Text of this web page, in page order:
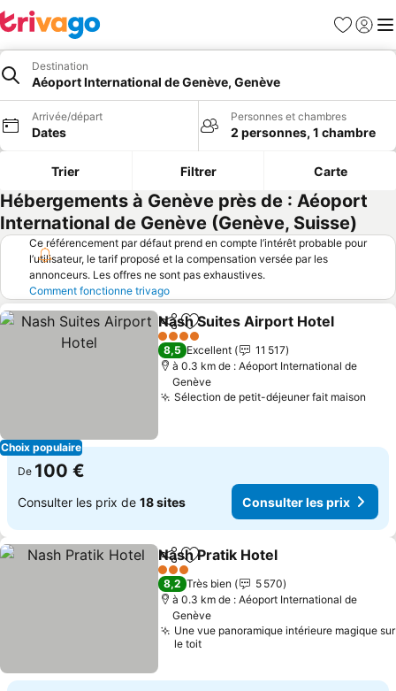
Favoris
Se
Destination
Aéoport International de Genève, Genève
Arrivée/départ
Dates
Personnes et chambres
2 personnes, 1 chambre
Trier Filtrer Carte
Hébergements à Genève près de : Aéoport
International de Genève (Genève, Suisse)
Ce référencement par défaut prend en compte l’intérêt probable pour
l’utilisateur, le tarif proposé et la compensation versée par les
annonceurs. Les offres ne sont pas exhaustives.
Comment fonctionne trivago
Choix populaire
PartagerAjouter à mes favoris
Nash Suites Airport Hotel
4 Étoiles
8,5 Excellent
11 517
à 0.3 km de : Aéoport International de
Genève
Sélection de petit-déjeuner fait maison
De 100 €
Consulter les prix de 18 sites Consulter les prix
PartagerAjouter à mes favoris
Nash Pratik Hotel
3 Étoiles
8,2 Très bien
5 570
à 0.3 km de : Aéoport International de
Genève
Une vue panoramique intérieure magique sur
le toit